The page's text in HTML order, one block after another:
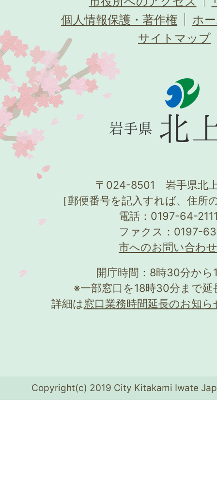
個人情報保護・著作権
ホ
サイトマップ
〒024-8501 岩手県北
［郵便番号を記入すれば、住所
電話：0197-64-
ファクス：0197-
市へのお問い合わ
開庁時間：8時30分か
※一部窓口を18時30分まで
詳細は窓口業務時間延長のお知ら
Copyright(c) 2019 City Kitakami Iwate